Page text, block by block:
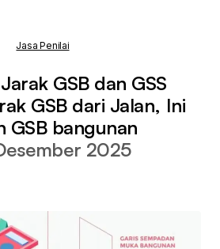
Jasa Penilai
GSB dan GSS
GSB dari Jalan, Ini
GSB bangunan
2025